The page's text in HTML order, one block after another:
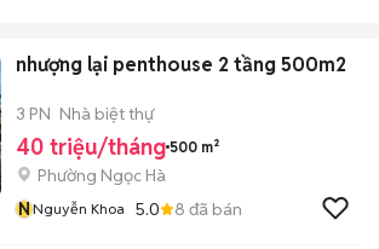
nhượng lại penthouse 2 tầng 500m2
3 PN Nhà biệt thự
40 triệu/tháng 500 m²
Phường Ngọc Hà
NNguyễn Khoa 5.0 8 đã bán